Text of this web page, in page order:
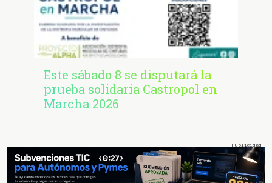
Este sábado 8 se disputará la
prueba solidaria Castropol en
Marcha 2026